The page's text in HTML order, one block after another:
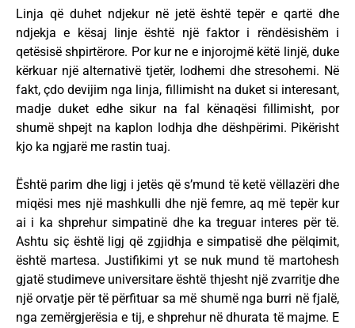
Linja që duhet ndjekur në jetë është tepër e qartë dhe
ndjekja e kësaj linje është një faktor i rëndësishëm i
qetësisë shpirtërore. Por kur ne e injorojmë këtë linjë, duke
kërkuar një alternativë tjetër, lodhemi dhe stresohemi. Në
fakt, çdo devijim nga linja, fillimisht na duket si interesant,
madje duket edhe sikur na fal kënaqësi fillimisht, por
shumë shpejt na kaplon lodhja dhe dëshpërimi. Pikërisht
kjo ka ngjarë me rastin tuaj.
Është parim dhe ligj i jetës që s’mund të ketë vëllazëri dhe
miqësi mes një mashkulli dhe një femre, aq më tepër kur
ai i ka shprehur simpatinë dhe ka treguar interes për të.
Ashtu siç është ligj që zgjidhja e simpatisë dhe pëlqimit,
është martesa. Justifikimi yt se nuk mund të martohesh
gjatë studimeve universitare është thjesht një zvarritje dhe
një orvatje për të përfituar sa më shumë nga burri në fjalë,
nga zemërgjerësia e tij, e shprehur në dhurata të majme. E